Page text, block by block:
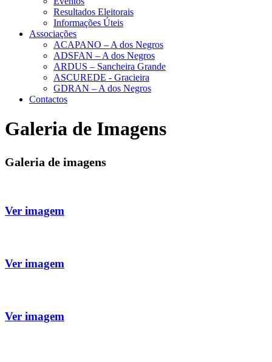
Resultados Eleitorais
Informações Úteis
Associações
ACAPANO – A dos Negros
ADSFAN – A dos Negros
ARDUS – Sancheira Grande
ASCUREDE - Gracieira
GDRAN – A dos Negros
Contactos
Galeria de Imagens
Galeria de imagens
Ver imagem
Ver imagem
Ver imagem